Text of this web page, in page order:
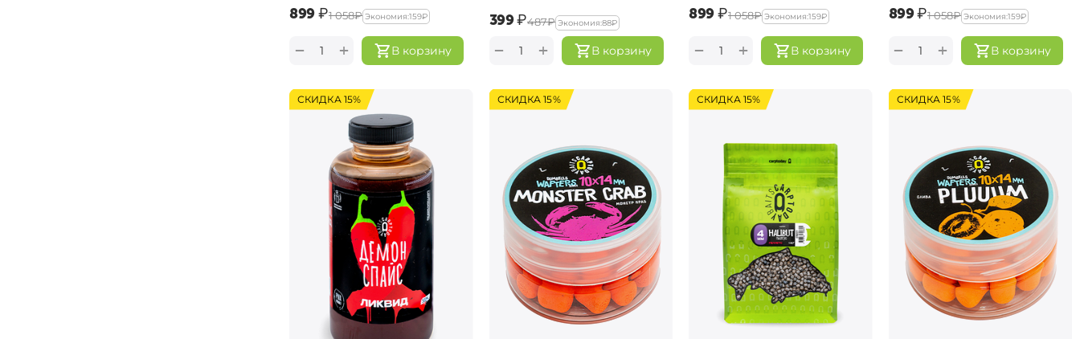
‍899‍₽‍1 058‍₽ Экономия:‍159‍₽
В корзину
+
−
‍399‍₽‍487‍₽ Экономия:‍88‍₽
В корзину
+
−
‍899‍₽‍1 058‍₽ Экономия:‍159‍₽
В корзину
+
−
‍899‍₽‍1 058‍₽ Экономия:‍159‍₽
В корзину
+
−
СКИДКА 15% СКИДКА 15% СКИДКА 15% СКИДКА 15%